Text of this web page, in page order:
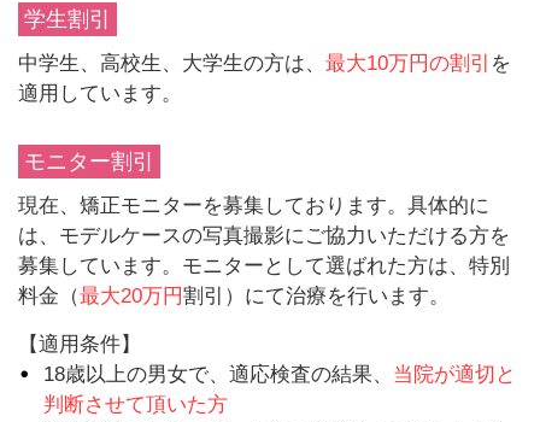
学生割引
中学生、高校生、大学生の方は、 最大10万円の割引 を
適用しています。
モニター割引
現在、矯正モニターを募集しております。具体的に
は、モデルケースの写真撮影にご協力いただける方を
募集しています。モニターとして選ばれた方は、特別
料金（最大20万円割引）にて治療を行います。
【適用条件】
18歳以上の男女で、適応検査の結果、 当院が適切と
判断させて頂いた方